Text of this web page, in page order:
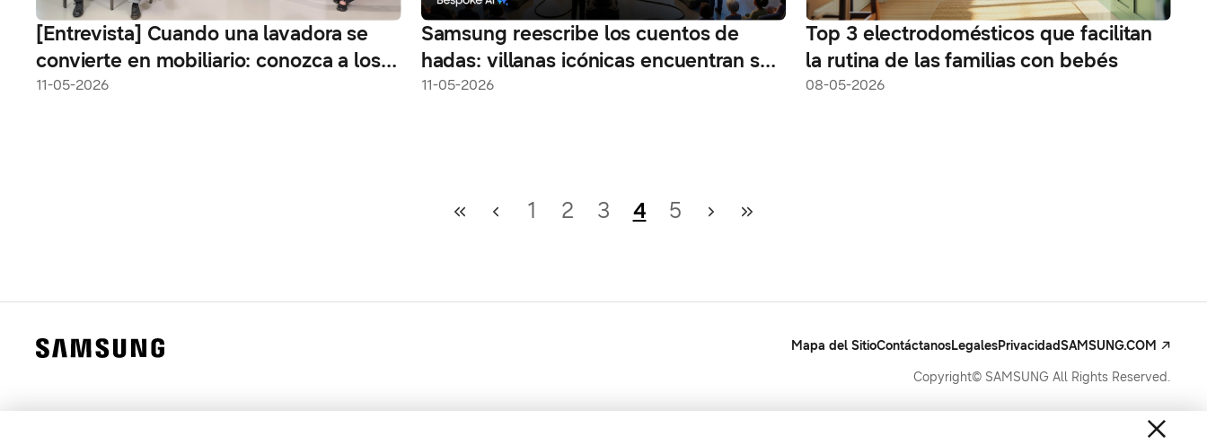
[Entrevista] Cuando una lavadora se
convierte en mobiliario: conozca a los
diseñadores detrás del premio Red Dot
11-05-2026
Samsung reescribe los cuentos de
hadas: villanas icónicas encuentran su
“felices por siempre” con Bespoke AI
11-05-2026
Top 3 electrodomésticos que facilitan
la rutina de las familias con bebés
08-05-2026
1 2 3 4 5
Mapa del SitioContáctanosLegalesPrivacidadSAMSUNG.COM
Copyright© SAMSUNG All Rights Reserved.